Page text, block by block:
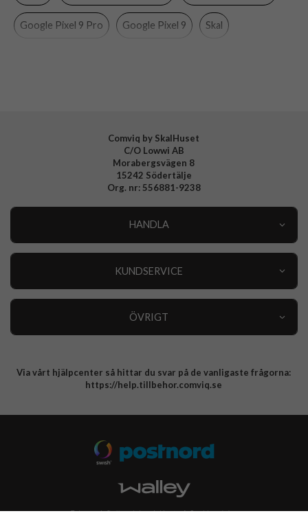
Google Pixel 9 Pro Google Pixel 9 Skal
Comviq by SkalHuset
C/O Lowwi AB
Morabergsvägen 8
15242 Södertälje
Org. nr: 556881-9238
HANDLA
KUNDSERVICE
ÖVRIGT
Integritetspolicy
Via vårt hjälpcenter så hittar du svar på de vanligaste frågorna:
https://help.tillbehor.comviq.se